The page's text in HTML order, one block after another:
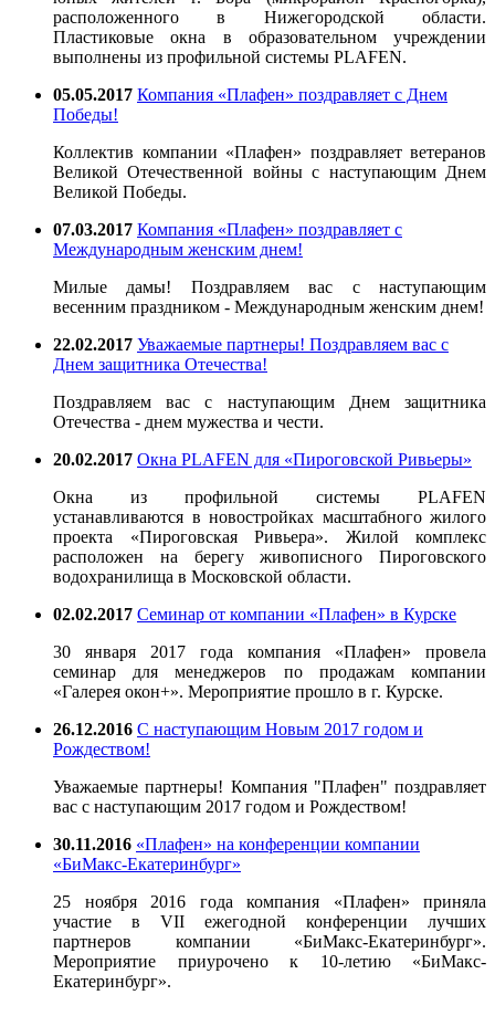
расположенного в Нижегородской области.
Пластиковые окна в образовательном учреждении
выполнены из профильной системы PLAFEN.
05.05.2017 Компания «Плафен» поздравляет с Днем
Победы!
Коллектив компании «Плафен» поздравляет ветеранов
Великой Отечественной войны с наступающим Днем
Великой Победы.
07.03.2017 Компания «Плафен» поздравляет с
Международным женским днем!
Милые дамы! Поздравляем вас с наступающим
весенним праздником - Международным женским днем!
22.02.2017 Уважаемые партнеры! Поздравляем вас с
Днем защитника Отечества!
Поздравляем вас с наступающим Днем защитника
Отечества - днем мужества и чести.
20.02.2017 Окна PLAFEN для «Пироговской Ривьеры»
Окна из профильной системы PLAFEN
устанавливаются в новостройках масштабного жилого
проекта «Пироговская Ривьера». Жилой комплекс
расположен на берегу живописного Пироговского
водохранилища в Московской области.
02.02.2017 Семинар от компании «Плафен» в Курске
30 января 2017 года компания «Плафен» провела
семинар для менеджеров по продажам компании
«Галерея окон+». Мероприятие прошло в г. Курске.
26.12.2016 С наступающим Новым 2017 годом и
Рождеством!
Уважаемые партнеры! Компания "Плафен" поздравляет
вас с наступающим 2017 годом и Рождеством!
30.11.2016 «Плафен» на конференции компании
«БиМакс-Екатеринбург»
25 ноября 2016 года компания «Плафен» приняла
участие в VII ежегодной конференции лучших
партнеров компании «БиМакс-Екатеринбург».
Мероприятие приурочено к 10-летию «БиМакс-
Екатеринбург».